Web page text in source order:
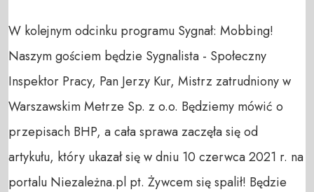
W kolejnym odcinku programu Sygnał: Mobbing!
Naszym gościem będzie Sygnalista - Społeczny
Inspektor Pracy, Pan Jerzy Kur, Mistrz zatrudniony w
Warszawskim Metrze Sp. z o.o. Będziemy mówić o
przepisach BHP, a cała sprawa zaczęła się od
artykułu, który ukazał się w dniu 10 czerwca 2021 r. na
portalu Niezależna.pl pt. Żywcem się spalił! Będzie